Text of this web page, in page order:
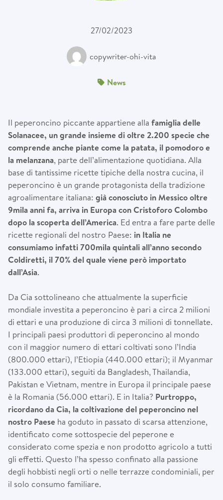
27/02/2023
copywriter-ohi-vita
News
Il peperoncino piccante appartiene alla famiglia delle
Solanacee, un grande insieme di oltre 2.200 specie che
comprende anche piante come la patata, il pomodoro e
la melanzana, parte dell’alimentazione quotidiana. Alla
base di tantissime ricette tipiche della nostra cucina, il
peperoncino è un grande protagonista della tradizione
agroalimentare italiana: giàconosciuto in Messico oltre
9mila anni fa, arriva in Europa con Cristoforo Colombo
dopo la scoperta dell’America. Ed entra a fare parte delle
ricette regionali del nostro Paese: in Italia ne
consumiamo infatti 700mila quintali all’anno secondo
Coldiretti, il 70% del quale viene però importato
dall’Asia.
Da Cia sottolineano che attualmente la superficie
mondiale investita a peperoncino è pari a circa 2 milioni
di ettari e una produzione di circa 3 milioni di tonnellate.
I principali paesi produttori di peperoncino al mondo
con il maggior numero di ettari coltivati sono l’India
(800.000 ettari), l’Etiopia (440.000 ettari); il Myanmar
(133.000 ettari), seguiti da Bangladesh, Thailandia,
Pakistan e Vietnam, mentre in Europa il principale paese
è la Romania (56.000 ettari). E in Italia? Purtroppo,
ricordano da Cia, la coltivazione del peperoncino nel
nostro Paese ha goduto in passato di scarsa attenzione,
identificato come sottospecie del peperone e
considerato come spezia e non prodotto agricolo a tutti
gli effetti. Questo l’ha spesso confinato alla passione
degli hobbisti negli orti o nelle terrazze condominiali, per
il solo consumo familiare.